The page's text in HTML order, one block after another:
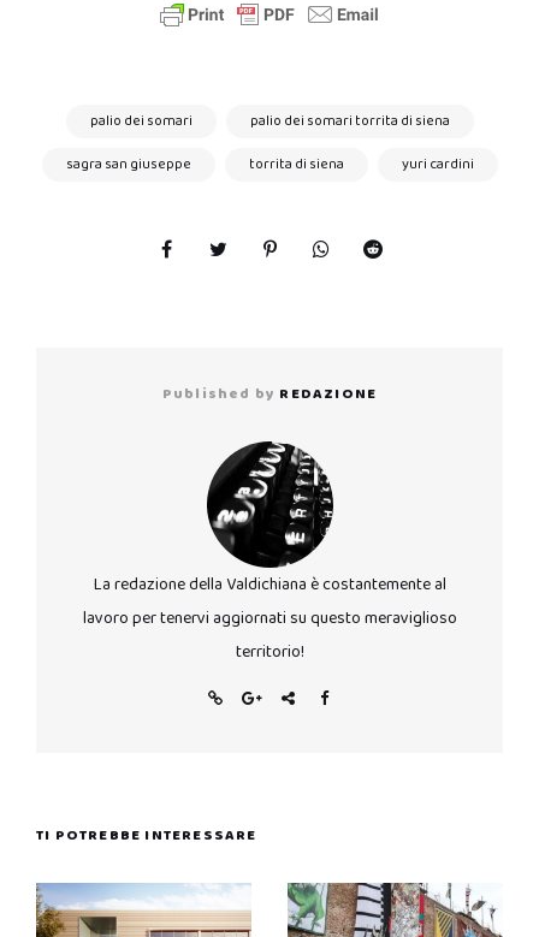
palio dei somari
palio dei somari torrita di siena
sagra san giuseppe
torrita di siena yuri cardini
Published by REDAZIONE
La redazione della Valdichiana è costantemente al
lavoro per tenervi aggiornati su questo meraviglioso
territorio!
TI POTREBBE INTERESSARE